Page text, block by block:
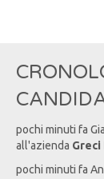
pochi minuti fa
all'azienda
pochi minuti fa